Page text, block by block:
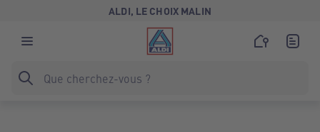
ALDI, LE CHOIX MALIN